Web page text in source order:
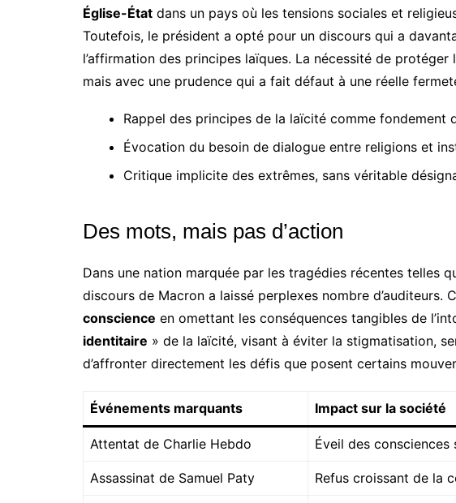
Église-État dans un pays où les tensions sociales et
Toutefois, le président a opté pour un discours qui a
l’affirmation des principes laïques. La nécessité de protéger
mais avec une prudence qui a fait défaut à une réelle
Rappel des principes de la laïcité comme fondement
Évocation du besoin de dialogue entre religions et
Critique implicite des extrêmes, sans véritable
Des mots, mais pas d’action
Dans une nation marquée par les tragédies récentes telles
discours de Macron a laissé perplexes nombre d’auditeurs.
conscience en omettant les conséquences tangibles de
identitaire » de la laïcité, visant à éviter la stigmatisation,
d’affronter directement les défis que posent certains
Événements marquants Impact sur la société
Attentat de Charlie Hebdo Éveil des
Assassinat de Samuel Paty Refus croissant de la